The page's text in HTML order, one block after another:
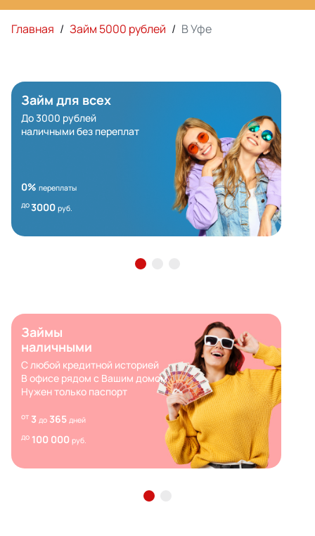
Главная / Займ 5000 рублей / В Уфе
Займ для всех
До 3000 рублей
наличными без переплат
0% переплаты
до3000 руб.
Займы
наличными
С любой кредитной историей
В офисе рядом с Вашим домом
Нужен только паспорт
от 3 до 365 дней
до 100 000 руб.